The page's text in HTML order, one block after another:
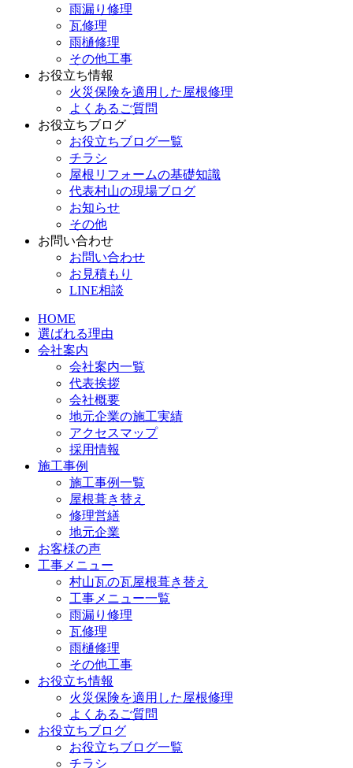
雨漏り修理
瓦修理
雨樋修理
その他工事
お役立ち情報
火災保険を適用した屋根修理
よくあるご質問
お役立ちブログ
お役立ちブログ一覧
チラシ
屋根リフォームの基礎知識
代表村山の現場ブログ
お知らせ
その他
お問い合わせ
お問い合わせ
お見積もり
LINE相談
HOME
選ばれる理由
会社案内
会社案内一覧
代表挨拶
会社概要
地元企業の施工実績
アクセスマップ
採用情報
施工事例
施工事例一覧
屋根葺き替え
修理営繕
地元企業
お客様の声
工事メニュー
村山瓦の瓦屋根葺き替え
工事メニュー一覧
雨漏り修理
瓦修理
雨樋修理
その他工事
お役立ち情報
火災保険を適用した屋根修理
よくあるご質問
お役立ちブログ
お役立ちブログ一覧
チラシ